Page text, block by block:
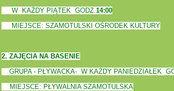
W KAŻDY PIĄTEK GODZ. 14:00
MIEJSCE: SZAMOTULSKI OŚRODEK KULTURY
2. ZAJĘCIA NA BASENIE
GRUPA - PŁYWACKA- W KAŻDY PANIEDZIAŁEK
MIEJSCE: PŁYWALNIA SZAMOTULSKA